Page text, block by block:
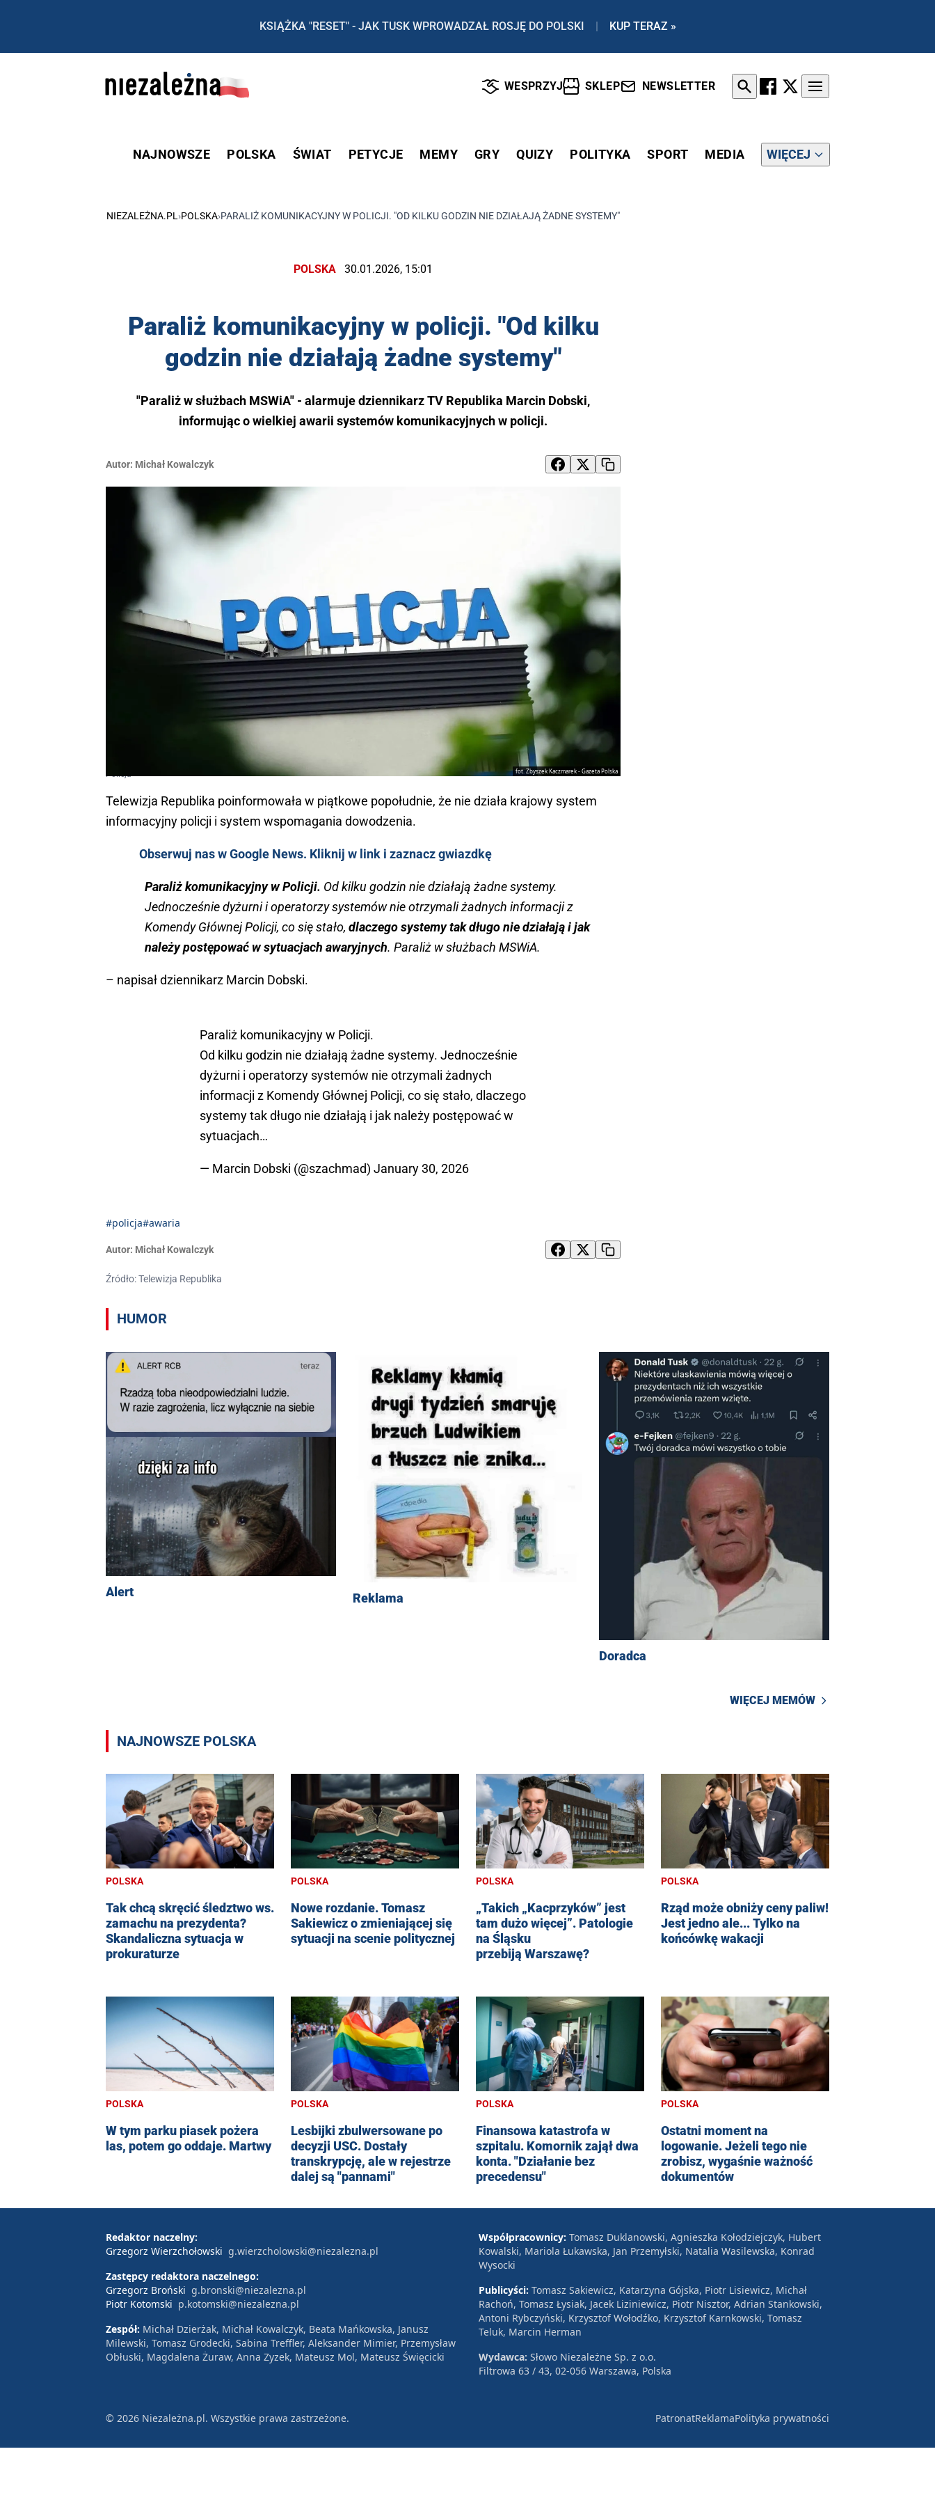
KSIĄŻKA "RESET" - JAK TUSK WPROWADZAŁ ROSJĘ DO POLSKI | KUP TERAZ »
WESPRZYJ SKLEP NEWSLETTER
NAJNOWSZE POLSKA ŚWIAT PETYCJE MEMY GRY QUIZY POLITYKA SPORT MEDIA WIĘCEJ
NIEZALEŻNA.PL ›POLSKA›PARALIŻ KOMUNIKACYJNY W POLICJI. "OD KILKU GODZIN NIE DZIAŁAJĄ ŻADNE SYSTEMY"
POLSKA 30.01.2026, 15:01
Paraliż komunikacyjny w policji. "Od kilku
godzin nie działają żadne systemy"
"Paraliż w służbach MSWiA" - alarmuje dziennikarz TV Republika Marcin Dobski,
informując o wielkiej awarii systemów komunikacyjnych w policji.
Autor: Michał Kowalczyk
fot. Zbyszek Kaczmarek - Gazeta Polska
Policja
Telewizja Republika poinformowała w piątkowe popołudnie, że nie działa krajowy system
informacyjny policji i system wspomagania dowodzenia.
Obserwuj nas w Google News. Kliknij w link i zaznacz gwiazdkę
Paraliż komunikacyjny w Policji. Od kilku godzin nie działają żadne systemy.
Jednocześnie dyżurni i operatorzy systemów nie otrzymali żadnych informacji z
Komendy Głównej Policji, co się stało, dlaczego systemy tak długo nie działają i jak
należy postępować w sytuacjach awaryjnych. Paraliż w służbach MSWiA.
– napisał dziennikarz Marcin Dobski.
Paraliż komunikacyjny w Policji.
Od kilku godzin nie działają żadne systemy. Jednocześnie
dyżurni i operatorzy systemów nie otrzymali żadnych
informacji z Komendy Głównej Policji, co się stało, dlaczego
systemy tak długo nie działają i jak należy postępować w
sytuacjach…
— Marcin Dobski (@szachmad) January 30, 2026
#policja#awaria
Autor: Michał Kowalczyk
Źródło: Telewizja Republika
HUMOR
Alert Reklama
Doradca
WIĘCEJ MEMÓW
NAJNOWSZE POLSKA
POLSKA
Tak chcą skręcić śledztwo ws.
zamachu na prezydenta?
Skandaliczna sytuacja w
prokuraturze
POLSKA
Nowe rozdanie. Tomasz
Sakiewicz o zmieniającej się
sytuacji na scenie politycznej
POLSKA
„Takich „Kacprzyków” jest
tam dużo więcej”. Patologie
na Śląsku
przebiją Warszawę?
POLSKA
Rząd może obniży ceny paliw!
Jest jedno ale... Tylko na
końcówkę wakacji
POLSKA
W tym parku piasek pożera
las, potem go oddaje. Martwy
POLSKA
Lesbijki zbulwersowane po
decyzji USC. Dostały
transkrypcję, ale w rejestrze
dalej są "pannami"
POLSKA
Finansowa katastrofa w
szpitalu. Komornik zajął dwa
konta. "Działanie bez
precedensu"
POLSKA
Ostatni moment na
logowanie. Jeżeli tego nie
zrobisz, wygaśnie ważność
dokumentów
Redaktor naczelny:
Grzegorz Wierzchołowski g.wierzcholowski@niezalezna.pl
Zastępcy redaktora naczelnego:
Grzegorz Broński g.bronski@niezalezna.pl
Piotr Kotomski p.kotomski@niezalezna.pl
Zespół: Michał Dzierżak, Michał Kowalczyk, Beata Mańkowska, Janusz
Milewski, Tomasz Grodecki, Sabina Treffler, Aleksander Mimier, Przemysław
Obłuski, Magdalena Żuraw, Anna Zyzek, Mateusz Mol, Mateusz Święcicki
Współpracownicy: Tomasz Duklanowski, Agnieszka Kołodziejczyk, Hubert
Kowalski, Mariola Łukawska, Jan Przemyłski, Natalia Wasilewska, Konrad
Wysocki
Publicyści: Tomasz Sakiewicz, Katarzyna Gójska, Piotr Lisiewicz, Michał
Rachoń, Tomasz Łysiak, Jacek Liziniewicz, Piotr Nisztor, Adrian Stankowski,
Antoni Rybczyński, Krzysztof Wołodźko, Krzysztof Karnkowski, Tomasz
Teluk, Marcin Herman
Wydawca: Słowo Niezależne Sp. z o.o.
Filtrowa 63 / 43, 02-056 Warszawa, Polska
© 2026 Niezależna.pl. Wszystkie prawa zastrzeżone. PatronatReklamaPolityka prywatności